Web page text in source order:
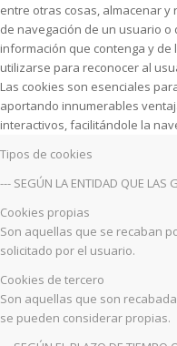
entre otras cosas, almacenar
de navegación de un usuario
información que contenga y
utilizarse para reconocer al
Las cookies son esenciales
aportando innumerables
interactivos, facilitándole la
Tipos de cookies
--- SEGÚN LA ENTIDAD QUE LAS
Cookies propias
Son aquellas que se recaban
solicitado por el usuario.
Cookies de tercero
Son aquellas que son
se pueden considerar propias.